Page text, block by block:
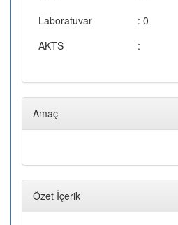
Laboratuvar
: 0
AKTS
:
Amaç
Özet İçerik